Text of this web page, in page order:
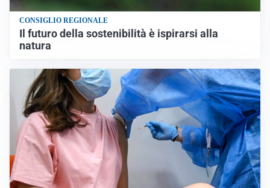
CONSIGLIO REGIONALE
Il futuro della sostenibilità è ispirarsi alla
natura